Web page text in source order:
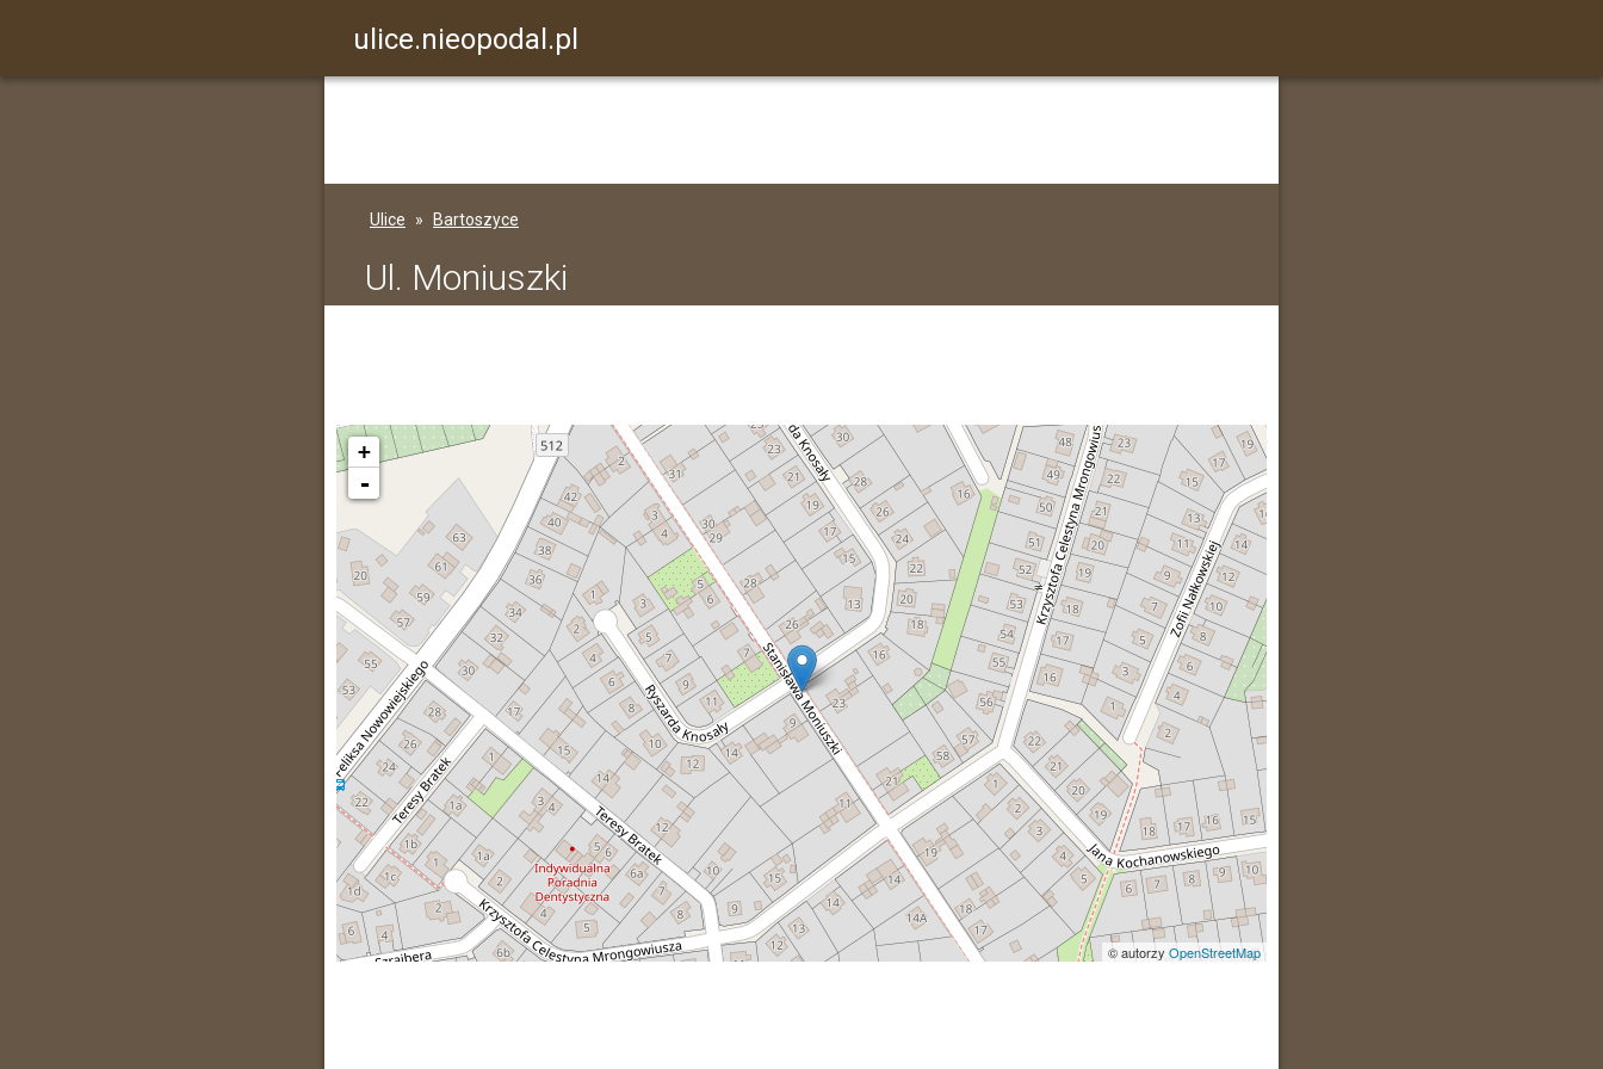
ulice.nieopodal.pl
Ulice Bartoszyce
Ul. Moniuszki
+
-
© autorzy OpenStreetMap